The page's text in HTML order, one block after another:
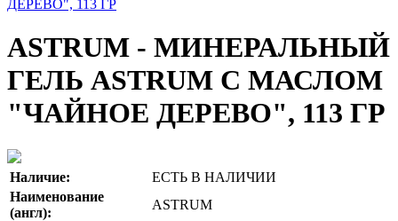
ДЕРЕВО", 113 ГР
ASTRUM - МИНЕРАЛЬНЫЙ
ГЕЛЬ ASTRUM С МАСЛОМ
"ЧАЙНОЕ ДЕРЕВО", 113 ГР
Наличие:
ЕСТЬ В НАЛИЧИИ
Наименование
(англ):
ASTRUM